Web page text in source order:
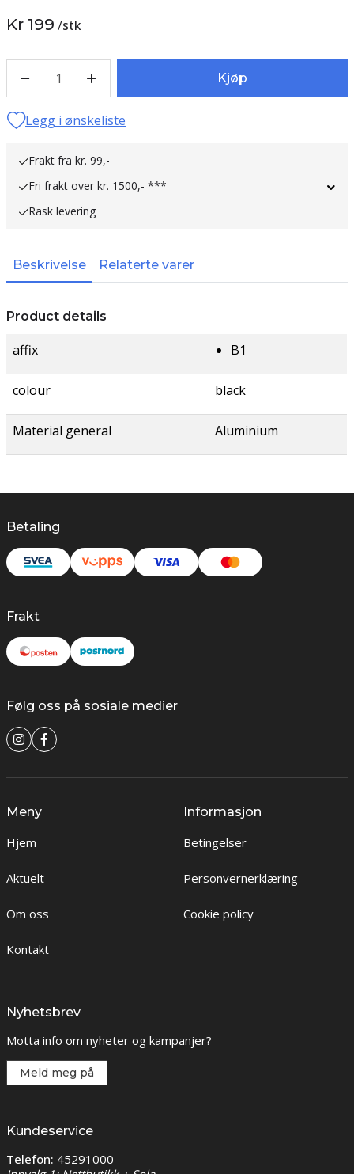
Kr 199 /stk
1 Kjøp
Legg i ønskeliste
Frakt fra kr. 99,-
Fri frakt over kr. 1500,- ***
Rask levering
Beskrivelse Relaterte varer
Product details
affix B1
colour black
Material general Aluminium
Betaling
Frakt
Følg oss på sosiale medier
Meny
Hjem
Aktuelt
Om oss
Kontakt
Informasjon
Betingelser
Personvernerklæring
Cookie policy
Nyhetsbrev
Motta info om nyheter og kampanjer?
Meld meg på
Kundeservice
Telefon: 45291000